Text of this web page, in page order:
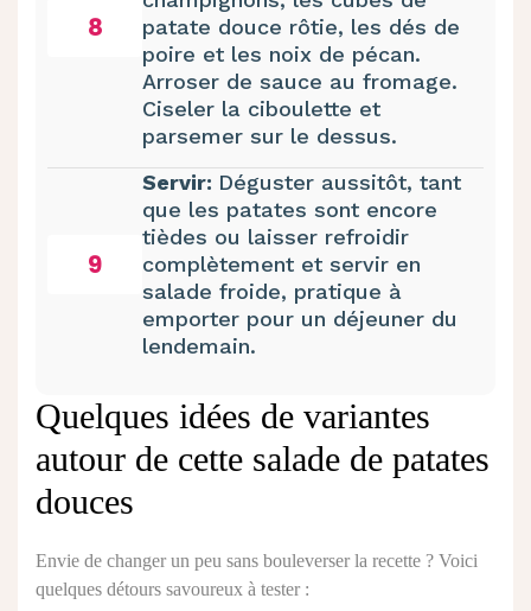
8
patate douce rôtie, les dés de
poire et les noix de pécan.
Arroser de sauce au fromage.
Ciseler la ciboulette et
parsemer sur le dessus.
9
Servir: Déguster aussitôt, tant
que les patates sont encore
tièdes ou laisser refroidir
complètement et servir en
salade froide, pratique à
emporter pour un déjeuner du
lendemain.
Quelques idées de variantes
autour de cette salade de patates
douces
Envie de changer un peu sans bouleverser la recette ? Voici
quelques détours savoureux à tester :